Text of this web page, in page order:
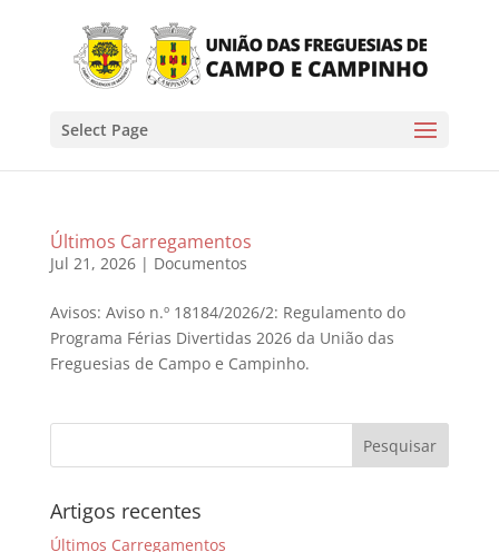
Select Page
Últimos Carregamentos
Jul 21, 2026| Documentos
Avisos: Aviso n.º 18184/2026/2: Regulamento do
Programa Férias Divertidas 2026 da União das
Freguesias de Campo e Campinho.
Artigos recentes
Últimos Carregamentos